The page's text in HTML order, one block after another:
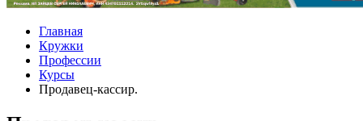
Главная
Кружки
Профессии
Курсы
Продавец-кассир.